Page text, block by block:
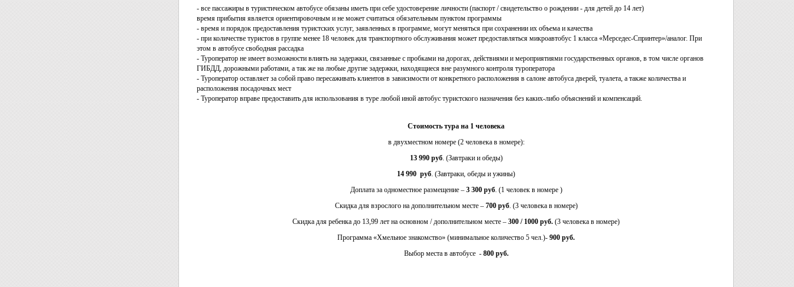
- все пассажиры в туристическом автобусе обязаны иметь при себе удостоверение личности (паспорт / свидетельство о рождении - для детей до 14 лет)
время прибытия является ориентировочным и не может считаться обязательным пунктом программы
- время и порядок предоставления туристских услуг, заявленных в программе, могут меняться при сохранении их объема и качества
- при количестве туристов в группе менее 18 человек для транспортного обслуживания может предоставляться микроавтобус 1 класса «Мерседес-Спринтер»/аналог. При
этом в автобусе свободная рассадка
- Туроператор не имеет возможности влиять на задержки, связанные с пробками на дорогах, действиями и мероприятиями государственных органов, в том числе органов
ГИБДД, дорожными работами, а так же на любые другие задержки, находящиеся вне разумного контроля туроператора
- Туроператор оставляет за собой право пересаживать клиентов в зависимости от конкретного расположения в салоне автобуса дверей, туалета, а также количества и
расположения посадочных мест
- Туроператор вправе предоставить для использования в туре любой иной автобус туристского назначения без каких-либо объяснений и компенсаций.
Стоимость тура на 1 человека
в двухместном номере (2 человека в номере):
13 990 руб. (Завтраки и обеды)
14 990 руб. (Завтраки, обеды и ужины)
Доплата за одноместное размещение – 3 300 руб. (1 человек в номере )
Скидка для взрослого на дополнительном месте – 700 руб. (3 человека в номере)
Скидка для ребенка до 13,99 лет на основном / дополнительном месте – 300 / 1000 руб. (3 человека в номере)
Программа «Хмельное знакомство» (минимальное количество 5 чел.)- 900 руб.
Выбор места в автобусе - 800 руб.